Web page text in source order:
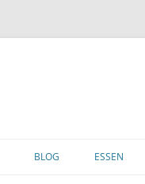
BLOG ESSEN